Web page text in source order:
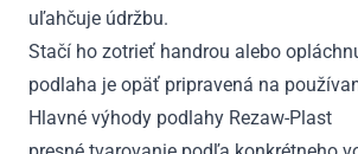
uľahčuje údržbu.
Stačí ho zotrieť handrou alebo
podlaha je opäť pripravená na
Hlavné výhody podlahy Rezaw-Plast